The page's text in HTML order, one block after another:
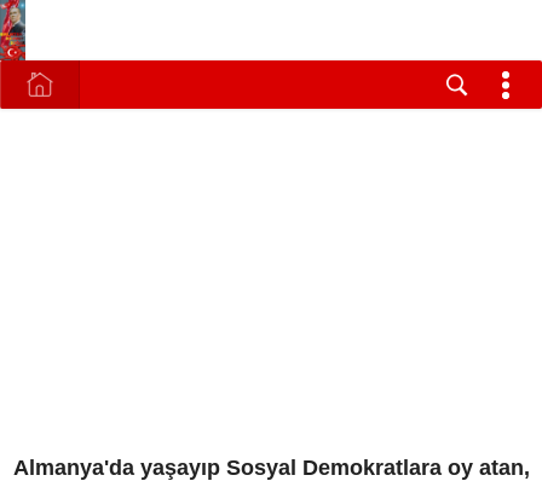
Almanya'da yaşayıp Sosyal Demokratlara oy atan,